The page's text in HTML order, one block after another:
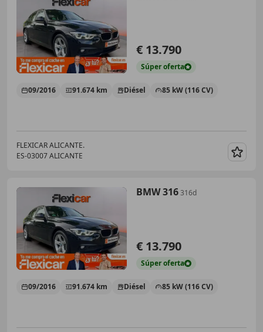
€ 13.790
Súperoferta
09/2016 91.674 km Diésel 85 kW (116 CV)
FLEXICAR ALICANTE.
ES-03007 ALICANTE
BMW 316316d
€ 13.790
Súperoferta
09/2016 91.674 km Diésel 85 kW (116 CV)